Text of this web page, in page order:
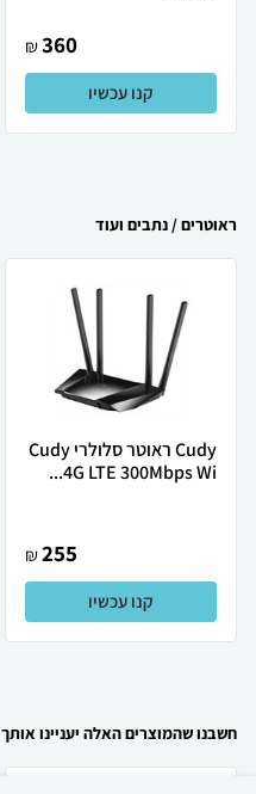
360
₪
קנו עכשיו
ראוטרים / נתבים ועוד
Cudy ראוטר סלולרי Cudy
4G LTE 300Mbps Wi...
255
₪
קנו עכשיו
חשבנו שהמוצרים האלה יעניינו אותך